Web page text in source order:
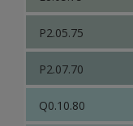
P2.05.75
P2.07.70
Q0.10.80